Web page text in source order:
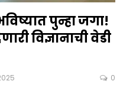
पुन्हा जगा!
विज्ञानाची वेडी
0